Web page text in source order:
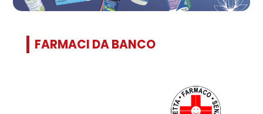
FARMACI DA BANCO